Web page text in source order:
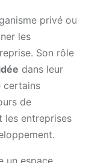
privé ou
les
Son rôle
dans leur
certains
de
les entreprises
un espace